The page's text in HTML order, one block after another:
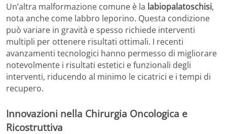
Un’altra malformazione comune è la labiopalatoschisi,
nota anche come labbro leporino. Questa condizione
può variare in gravità e spesso richiede interventi
multipli per ottenere risultati ottimali. I recenti
avanzamenti tecnologici hanno permesso di migliorare
notevolmente i risultati estetici e funzionali degli
interventi, riducendo al minimo le cicatrici e i tempi di
recupero.
Innovazioni nella Chirurgia Oncologica e
Ricostruttiva